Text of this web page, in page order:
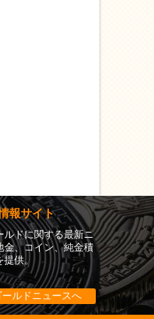
報サイト
ルドに関する最新ニ
金、コイン、純金積
供。
ールドニュースへ